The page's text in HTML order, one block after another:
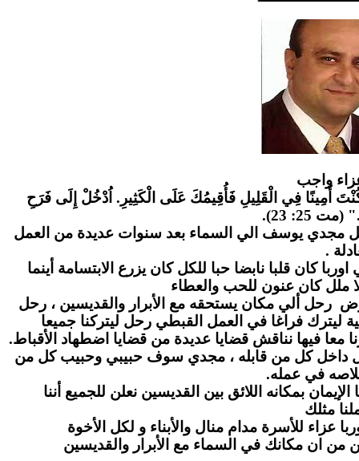
واجب
أَمِينًا فِي الْقَلِيلِ فَأُقِيمُكَ عَلَى الْكَثِيرِ. اُدْخُلْ إِلَى فَرَحِ
25: 23).
مجدي يوسف الي السماء بعد سنوات عديدة من العمل
.
كان قلبا نابضا حبا للكل كان يزرع الابتسامة أينما
ملل كان عنون للحب والعطاء
رحل ألي مكان يستحقه مع الأبرار والقديسين ، رحل
ليترك فراغا في العمل القبطي رحل ليتركنا جميعا
فيها نناقش قضايا عديدة من قضايا اضطهاد الأقباط.
داخل كل من قابله ، مجدي سوف حبيبي وحبيب كل من
في عمله.
بمكانه اللائق بين القديسين نعلن للجميع أننا
مثلك
عزاء للأسرة مدام منال والأبناء و لكل الأخوة
من ان مكانك في السماء مع الأبرار والقديسين